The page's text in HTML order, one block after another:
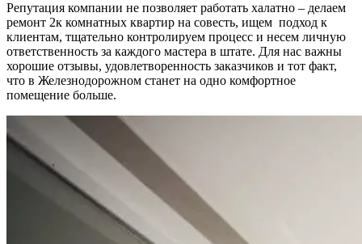
Репутация компании не позволяет работать халатно – делаем
ремонт 2к комнатных квартир на совесть, ищем подход к
клиентам, тщательно контролируем процесс и несем личную
ответственность за каждого мастера в штате. Для нас важны
хорошие отзывы, удовлетворенность заказчиков и тот факт,
что в Железнодорожном станет на одно комфортное
помещение больше.